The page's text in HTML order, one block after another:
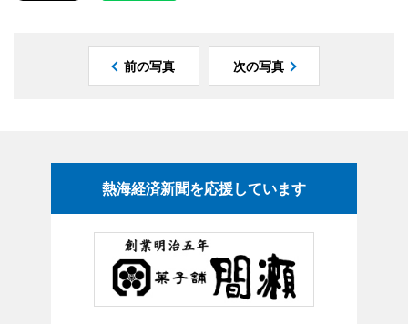
前の写真 次の写真
熱海経済新聞を応援しています